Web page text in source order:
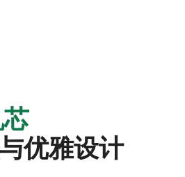
优雅设计